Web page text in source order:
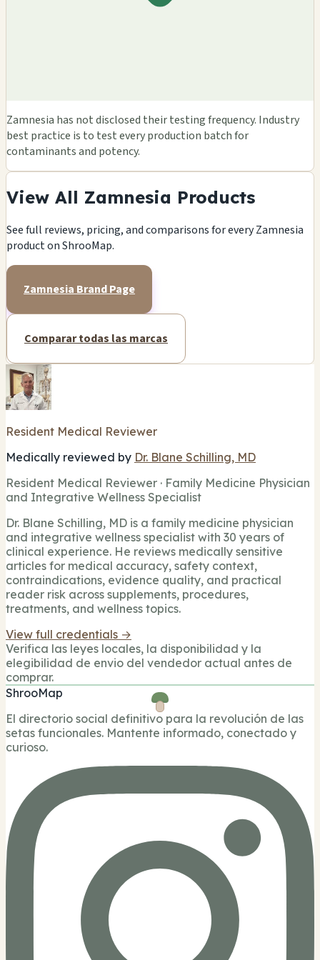
Zamnesia has not disclosed their testing frequency. Industry
best practice is to test every production batch for
contaminants and potency.
View All Zamnesia Products
See full reviews, pricing, and comparisons for every Zamnesia
product on ShrooMap.
Zamnesia Brand Page
Comparar todas las marcas
Resident Medical Reviewer
Medically reviewed by Dr. Blane Schilling, MD
Resident Medical Reviewer · Family Medicine Physician
and Integrative Wellness Specialist
Dr. Blane Schilling, MD is a family medicine physician
and integrative wellness specialist with 30 years of
clinical experience. He reviews medically sensitive
articles for medical accuracy, safety context,
contraindications, evidence quality, and practical
reader risk across supplements, procedures,
treatments, and wellness topics.
View full credentials →
Verifica las leyes locales, la disponibilidad y la
elegibilidad de envio del vendedor actual antes de
comprar.
ShrooMap
El directorio social definitivo para la revolución de las
setas funcionales. Mantente informado, conectado y
curioso.